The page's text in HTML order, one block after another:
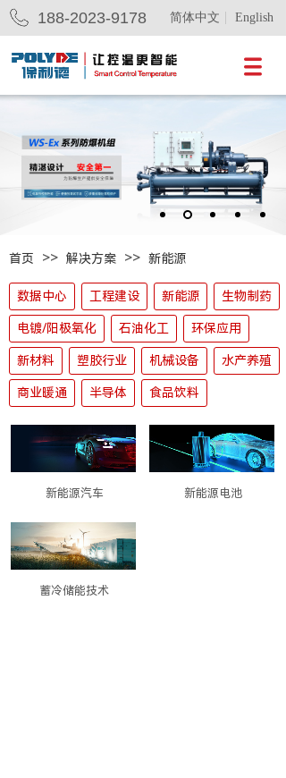
首页 >> 解决方案 >> 新能源
数据中心 工程建设 新能源 生物制药
电镀/阳极氧化 石油化工 环保应用
新材料 塑胶行业 机械设备 水产养殖
商业暖通 半导体 食品饮料
新能源汽车 新能源电池
蓄冷储能技术
188-2023-9178 简体中文 English